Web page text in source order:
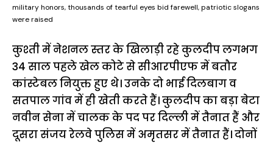
military honors, thousands of tearful eyes bid farewell, patriotic slogans
were raised
कुश्ती में नेशनल स्तर के खिलाड़ी रहे कुलदीप लगभग
34 साल पहले खेल कोटे से सीआरपीएफ में बतौर
कांस्टेबल नियुक्त हुए थे। उनके दो भाई दिलबाग व
सतपाल गांव में ही खेती करते हैं। कुलदीप का बड़ा बेटा
नवीन सेना में चालक के पद पर दिल्ली में तैनात हैं और
दूसरा संजय रेलवे पुलिस में अमृतसर में तैनात हैं। दोनों